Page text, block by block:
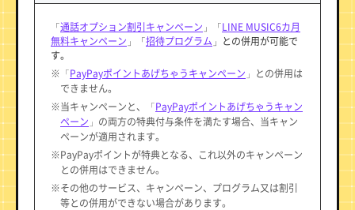
「通話オプション割引キャンペーン 」「LINE MUSIC6カ月
無料キャンペーン 」「招待プログラム 」との併用が可能で
す。
※「PayPayポイントあげちゃうキャンペーン 」との併用は
できません。
※当キャンペーンと、「PayPayポイントあげちゃうキャン
ペーン 」の両方の特典付与条件を満たす場合、当キャン
ペーンが適用されます。
※PayPayポイントが特典となる、これ以外のキャンペーン
との併用はできません。
※その他のサービス、キャンペーン、プログラム又は割引
等との併用ができない場合があります。